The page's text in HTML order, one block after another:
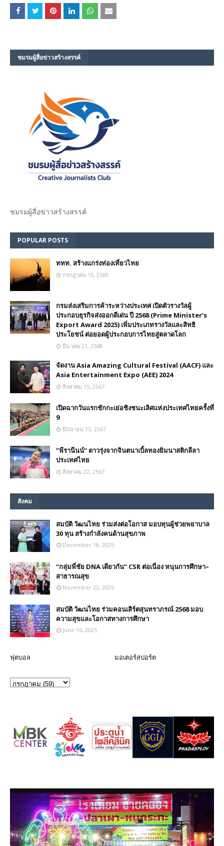
ชมรม​ผู้สื่อข่าวสร้างสรรค์​
ชมรม​ผู้สื่อข่าวสร้างสรรค์​
POPULAR POSTS
ททท. สร้างแกร่งท่องเที่ยวไทย
กรกฎาคม 16, 2569
กรมส่งเสริมการค้าระหว่างประเทศ เปิดตัวรางวัลผู้
ประกอบธุรกิจส่งออกดีเด่น ปี 2568 (Prime Minister’s
Export Award 2025) เพิ่มประเภทรางวัลและสิทธิ
ประโยชน์ ต่อยอดผู้ประกอบการไทยสู่ตลาดโลก
มีนาคม 21, 2568
จัดงาน Asia Amazing Cultural Festival (AACF) และ
Asia Entertainment Expo (AEE) 2024
สิงหาคม 15, 2567
เปิดฉากวันแรกชักกะเย่อชิงชนะเลิศแห่งประเทศไทยครั้งที่
9
มิถุนายน 15, 2567
”พีรานีนน์“​ ดาวรุ่งจากจินตนาเบิ้ลทองยิมนาสติกลีลา
ประเทศไทย
สิงหาคม 22, 2567
สังคม
สมบัติ วัฒนไทย ร่วมส่งต่อโอกาส มอบทุนผู้ช่วยพยาบาล
30 ทุน สร้างกำลังคนด้านสุขภาพ
December 18, 2025
“กลุ่มพี่ชัย DNA เดียวกัน” CSR ต่อเนื่อง หนุนการศึกษา–
สาธารณสุข
November 22, 2025
สมบัติ วัฒนไทย ร่วมคอนเสิร์ตสุนทราภรณ์ 2568 มอบ
ความสุขและโอกาสทางการศึกษา
June 16, 2025
ฟุตบอล มอเตอร์สปอร์ต